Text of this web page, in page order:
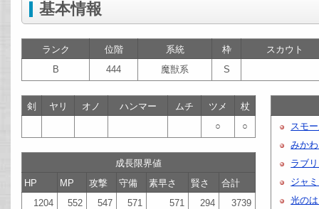
基本情報
ランク 位階 系統 枠
スカウト
B
444 魔獣系 S
剣 ヤリ オノ ハンマー ムチ ツメ
杖
○
○
成長限界値
HP
MP 攻撃 守備 素早さ 賢さ
合計
1204
552 547 571 571 294 3739
スモ
みか
ラブ
ジャ
光の